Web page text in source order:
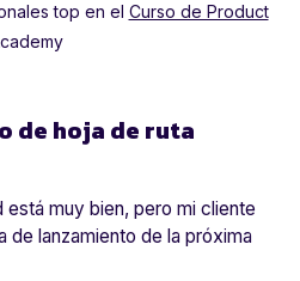
top en el Curso de Product
de hoja de ruta
está muy bien, pero mi cliente
de lanzamiento de la próxima